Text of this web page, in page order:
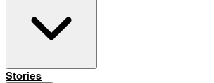
Stories